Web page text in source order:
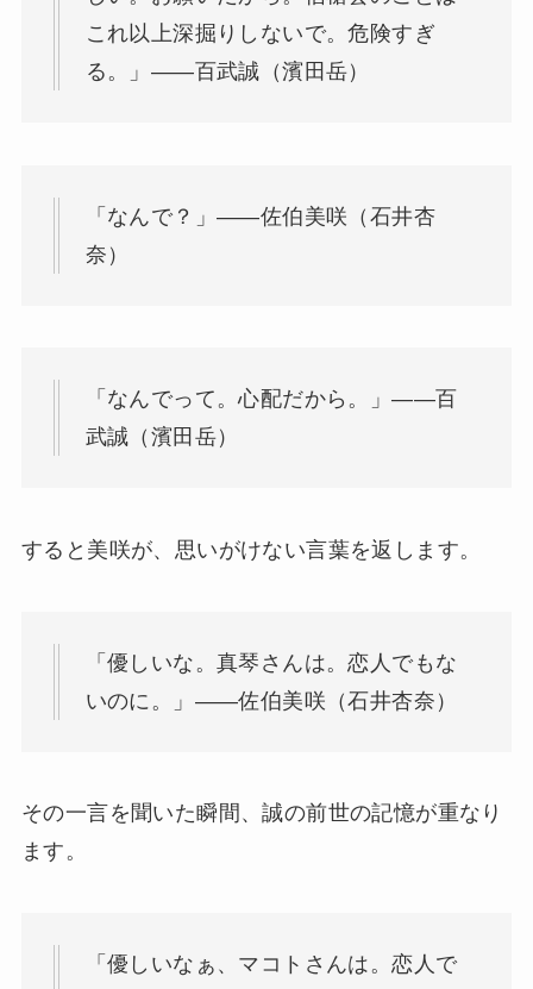
これ以上深掘りしないで。危険すぎ
る。」——百武誠（濱田岳）
「なんで？」——佐伯美咲（石井杏
奈）
「なんでって。心配だから。」——百
武誠（濱田岳）
すると美咲が、思いがけない言葉を返します。
「優しいな。真琴さんは。恋人でもな
いのに。」——佐伯美咲（石井杏奈）
その一言を聞いた瞬間、誠の前世の記憶が重なり
ます。
「優しいなぁ、マコトさんは。恋人で